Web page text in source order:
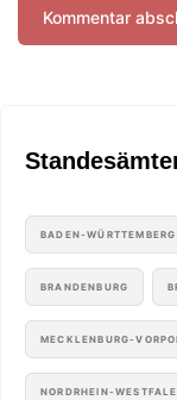
BADEN-WÜRTTEMBERG
BRANDENBURG
MECKLENBURG-
NORDRHEIN-